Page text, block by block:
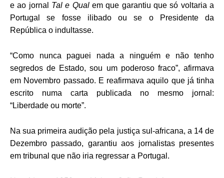
e ao jornal Tal e Qualem que garantiu que só voltaria a
Portugal se fosse ilibado ou se o Presidente da
República o indultasse.
“Como nunca paguei nada a ninguém e não tenho
segredos de Estado, sou um poderoso fraco”, afirmava
em Novembro passado. E reafirmava aquilo que já tinha
escrito numa carta publicada no mesmo jornal:
“Liberdade ou morte”.
Na sua primeira audição pela justiça sul-africana, a 14 de
Dezembro passado, garantiu aos jornalistas presentes
em tribunal que não iria regressar a Portugal.